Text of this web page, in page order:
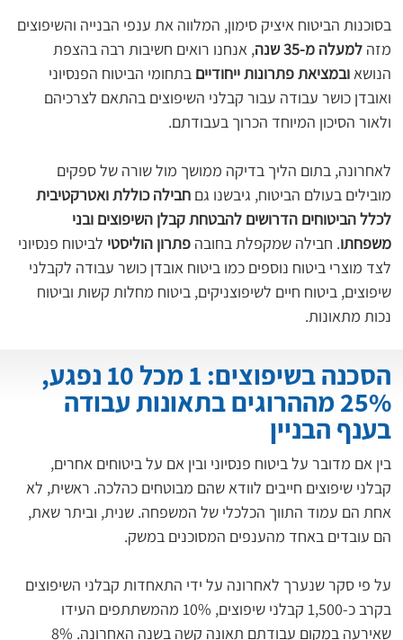
בסוכנות הביטוח איציק סימון, המלווה את ענפי הבנייה והשיפוצים
מזה למעלה מ-35 שנה
, אנחנו רואים חשיבות רבה בהצפת
הנושא ובמציאת פתרונות ייחודיים בתחומי הביטוח הפנסיוני
ואובדן כושר עבודה עבור קבלני השיפוצים בהתאם לצרכיהם
ולאור הסיכון המיוחד הכרוך בעבודתם.
לאחרונה, בתום הליך בדיקה ממושך מול שורה של ספקים
מובילים בעולם הביטוח, גיבשנו גם חבילה כוללת ואטרקטיבית
לכלל הביטוחים הדרושים להבטחת קבלן השיפוצים ובני
משפחתו. חבילה שמקפלת בחובה פתרון הוליסטי לביטוח פנסיוני
לצד מוצרי ביטוח נוספים כמו ביטוח אובדן כושר עבודה לקבלני
שיפוצים, ביטוח חיים לשיפוצניקים, ביטוח מחלות קשות וביטוח
נכות מתאונות.
הסכנה בשיפוצים: 1 מכל 10 נפגע,
25% מההרוגים בתאונות עבודה
בענף הבניין
בין אם מדובר על ביטוח פנסיוני ובין אם על ביטוחים אחרים,
קבלני שיפוצים חייבים לוודא שהם מבוטחים כהלכה. ראשית, לא
אחת הם עמוד התווך הכלכלי של המשפחה. שנית, וביתר שאת,
הם עובדים באחד מהענפים המסוכנים במשק.
על פי סקר שנערך לאחרונה על ידי התאחדות קבלני השיפוצים
בקרב כ-1,500 קבלני שיפוצים, 10% מהמשתתפים העידו